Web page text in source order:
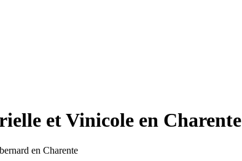
et Vinicole en Charente
en Charente